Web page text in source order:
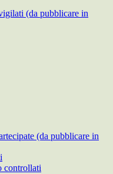
(da pubblicare in
(da pubblicare in
controllati